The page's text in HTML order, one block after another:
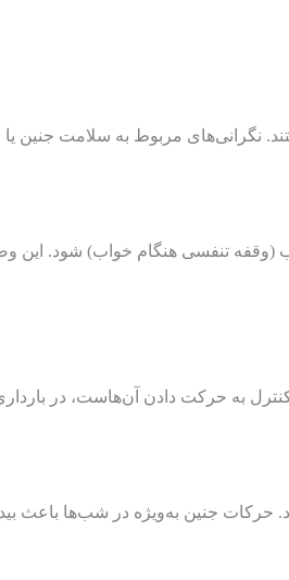
نگرانی‌های مربوط به سلامت جنین یا
تنفسی هنگام خواب) شود. این
به حرکت دادن آن‌هاست، در
حرکات جنین به‌ویژه در شب‌ها باعث